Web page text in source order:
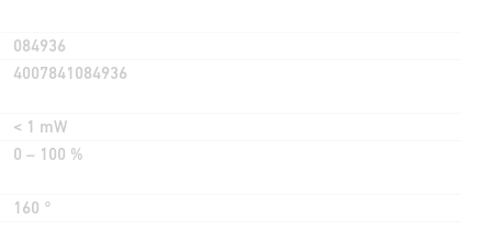
084936
4007841084936
< 1 mW
0 – 100 %
160 °